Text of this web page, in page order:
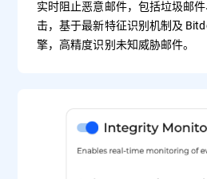
实时阻止恶意邮件，包括垃圾邮
击，基于最新特征识别机制及
擎，高精度识别未知威胁邮件。